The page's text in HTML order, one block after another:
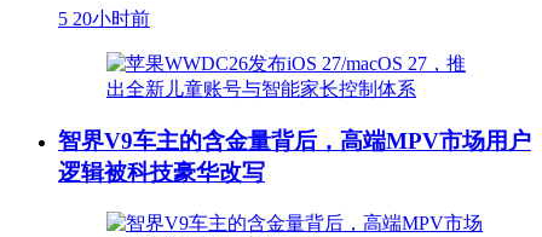
5 20小时前
智界V9车主的含金量背后，高端MPV市场用户
逻辑被科技豪华改写